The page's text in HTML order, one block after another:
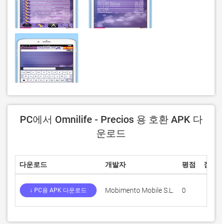
PC에서 Omnilife - Precios 용 호환 APK 다
운로드
다운로드 개발자 평점 점수
↓ PC용 APK 다운로드 Mobimento Mobile S.L. 0